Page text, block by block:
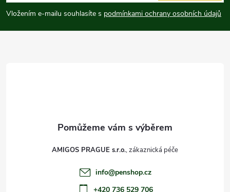
p
a
Vložením e-mailu souhlasíte s podmínkami ochrany osobních údajů
AMIGOS PRAGUE s.r.o.
info@penshop.cz
+420 736 529 706